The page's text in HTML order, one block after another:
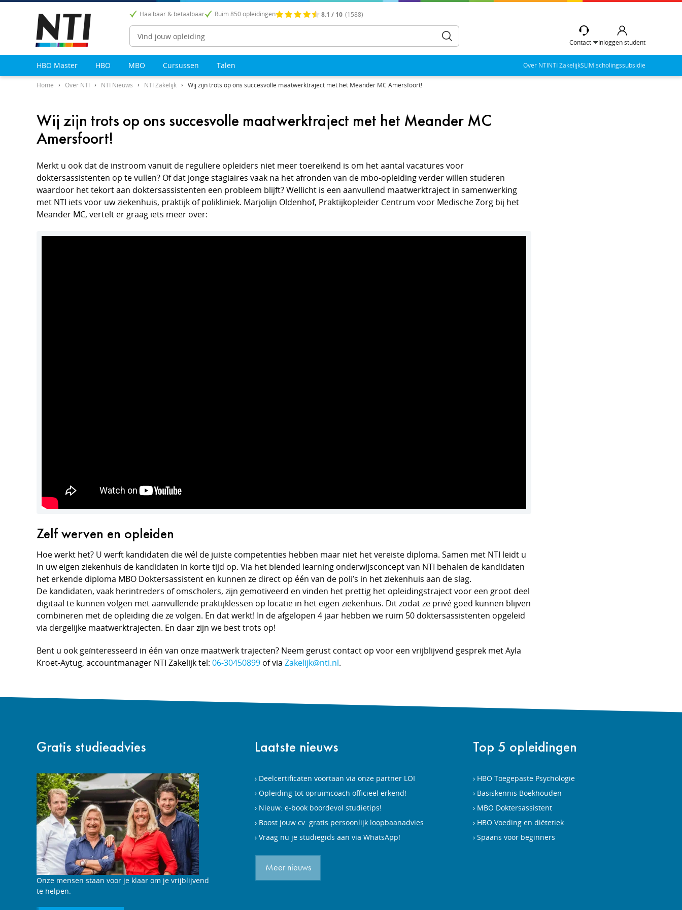
Haalbaar & betaalbaar Ruim 850 opleidingen 8.1 / 10 (1588)
Zoeken
Contact Inloggen student
HBO Master HBO MBO Cursussen Talen Over NTINTI ZakelijkSLIM scholingssubsidie
Home Over NTI NTI Nieuws NTI Zakelijk Wij zijn trots op ons succesvolle maatwerktraject met het Meander MC Amersfoort!
Wij zijn trots op ons succesvolle maatwerktraject met het Meander MC
Amersfoort!
Merkt u ook dat de instroom vanuit de reguliere opleiders niet meer toereikend is om het aantal vacatures voor
doktersassistenten op te vullen? Of dat jonge stagiaires vaak na het afronden van de mbo-opleiding verder willen studeren
waardoor het tekort aan doktersassistenten een probleem blijft? Wellicht is een aanvullend maatwerktraject in samenwerking
met NTI iets voor uw ziekenhuis, praktijk of polikliniek. Marjolijn Oldenhof, Praktijkopleider Centrum voor Medische Zorg bij het
Meander MC, vertelt er graag iets meer over:
Zelf werven en opleiden
Hoe werkt het? U werft kandidaten die wél de juiste competenties hebben maar niet het vereiste diploma. Samen met NTI leidt u
in uw eigen ziekenhuis de kandidaten in korte tijd op. Via het blended learning onderwijsconcept van NTI behalen de kandidaten
het erkende diploma MBO Doktersassistent en kunnen ze direct op één van de poli’s in het ziekenhuis aan de slag.
De kandidaten, vaak herintreders of omscholers, zijn gemotiveerd en vinden het prettig het opleidingstraject voor een groot deel
digitaal te kunnen volgen met aanvullende praktijklessen op locatie in het eigen ziekenhuis. Dit zodat ze privé goed kunnen blijven
combineren met de opleiding die ze volgen. En dat werkt! In de afgelopen 4 jaar hebben we ruim 50 doktersassistenten opgeleid
via dergelijke maatwerktrajecten. En daar zijn we best trots op!
Bent u ook geïnteresseerd in één van onze maatwerk trajecten? Neem gerust contact op voor een vrijblijvend gesprek met Ayla
Kroet-Aytug, accountmanager NTI Zakelijk tel: 06-30450899 of via Zakelijk@nti.nl.
Gratis studieadvies
Studieadviesgesprek
aanvragen
Onze mensen staan voor je klaar om je vrijblijvend
te helpen.
Laatste nieuws
Deelcertificaten voortaan via onze partner LOI
Opleiding tot opruimcoach officieel erkend!
Nieuw: e-book boordevol studietips!
Boost jouw cv: gratis persoonlijk loopbaanadvies
Vraag nu je studiegids aan via WhatsApp!
Meer nieuws
Top 5 opleidingen
HBO Toegepaste Psychologie
Basiskennis Boekhouden
MBO Doktersassistent
HBO Voeding en diëtetiek
Spaans voor beginners